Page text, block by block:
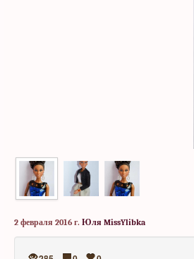
2 февраля 2016 г. Юля MissYlibka